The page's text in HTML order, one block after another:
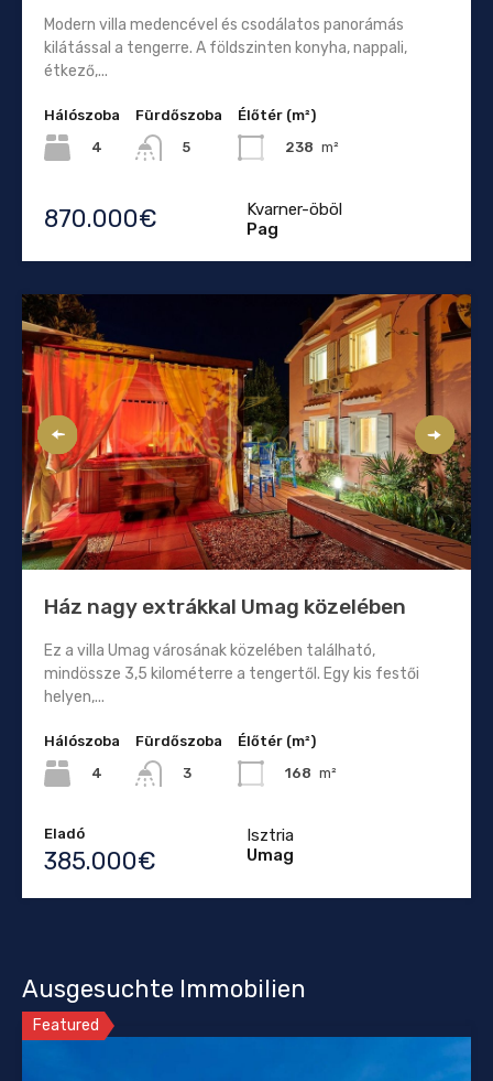
Modern villa medencével és csodálatos panorámás
kilátással a tengerre. A földszinten konyha, nappali,
étkező,...
Hálószoba
4
Fürdőszoba
5
Élőtér (m²)
238 m²
870.000€
Kvarner-öböl
Pag
Ház nagy extrákkal Umag közelében
Ez a villa Umag városának közelében található,
mindössze 3,5 kilométerre a tengertől. Egy kis festői
helyen,...
Hálószoba
4
Fürdőszoba
3
Élőtér (m²)
168 m²
Eladó
385.000€
Isztria
Umag
Ausgesuchte Immobilien
Featured